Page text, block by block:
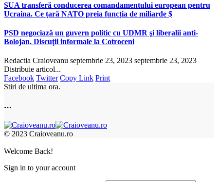
SUA transferă conducerea comandamentului european pentru
Ucraina. Ce țară NATO preia funcția de miliarde $
PSD negociază un guvern politic cu UDMR şi liberalii anti-
Bolojan. Discuţii informale la Cotroceni
Redactia Craioveanu septembrie 23, 2023 septembrie 23, 2023
Distribuie articol...
Facebook Twitter Copy Link Print
Stiri de ultima ora.
…
© 2023 Craioveanu.ro
Welcome Back!
Sign in to your account